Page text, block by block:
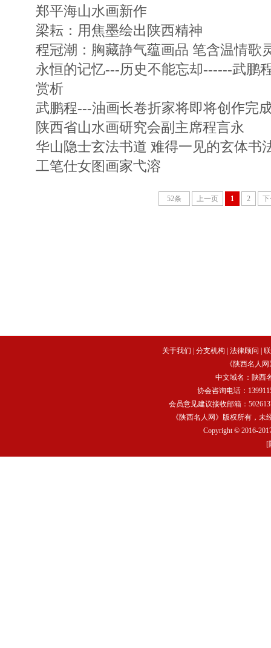
郑平海山水画新作
梁耘：用焦墨绘出陕西精神
程冠潮：胸藏静气蕴画品 笔含温情歌
永恒的记忆---历史不能忘却------武鹏
赏析
武鹏程---油画长卷折家将即将创作完
陕西省山水画研究会副主席程言永
华山隐士玄法书道 难得一见的玄体书
工笔仕女图画家弋溶
52条 上一页 1 2
关于我们 分支机构 法律顾问
《陕西名人
中文域名： 陕西
协会咨询电话：
会员意见建议接收邮箱：
《陕西名人网》版权所有，
Copyright © 2016-
[